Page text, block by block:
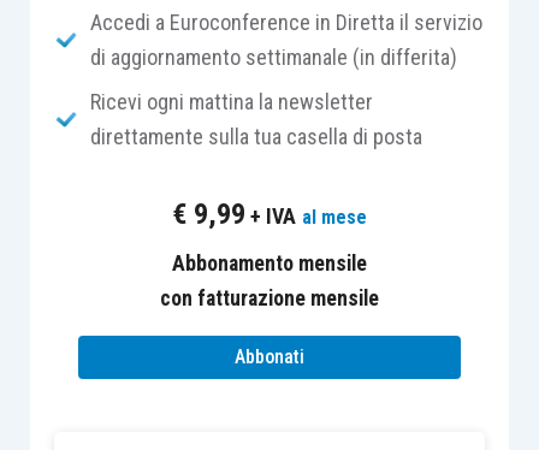
come valori fiscali dell’azienda quelli
riconosciuti in capo al dante causa-
l’intenzione del titolare-donatario era di
donante da ben più di 5 anni
È noto che sotto il profilo fiscale l’impresa
imprenditore esclusivamente il titolare
Accedi a Euroconference in Diretta il servizio
di aggiornamento settimanale (in differita)
Ricevi ogni mattina la newsletter
direttamente sulla tua casella di posta
€ 9,99 + IVA al mese
Abbonamento mensile
con fatturazione mensile
Abbonati